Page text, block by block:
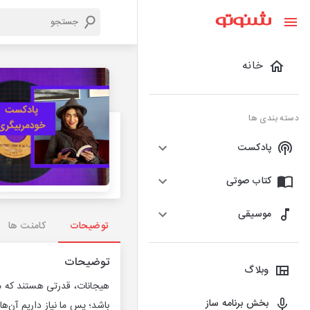
خانه
دسته بندی ها
پادکست
کتاب صوتی
موسیقی
وبلاگ
بخش برنامه ساز
توضیحات کامنت ها
توضیحات
هیجانات، قدرتی هستند که
باشد؛ پس ما نیاز داریم